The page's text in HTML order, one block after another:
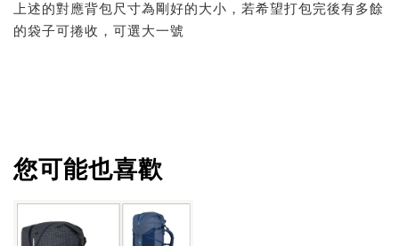
上述的對應背包尺寸為剛好的大小，若希望打包完後有多餘
的袋子可捲收，可選大一號
您可能也喜歡